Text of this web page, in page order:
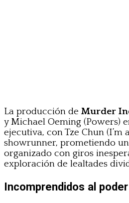
La producción de Murder
y Michael Oeming (Powers)
ejecutiva, con Tze Chun (I’m
showrunner, prometiendo
organizado con giros
exploración de lealtades
Incomprendidos al poder